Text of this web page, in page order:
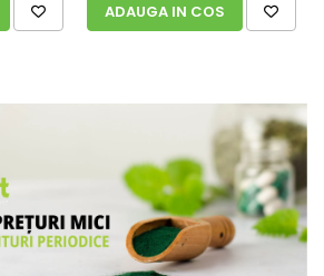
ADAUGA IN COS